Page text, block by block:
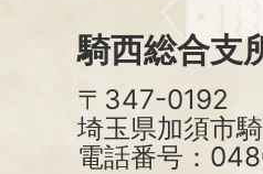
騎西総合支
〒347-0192
埼玉県加須市
電話番号：